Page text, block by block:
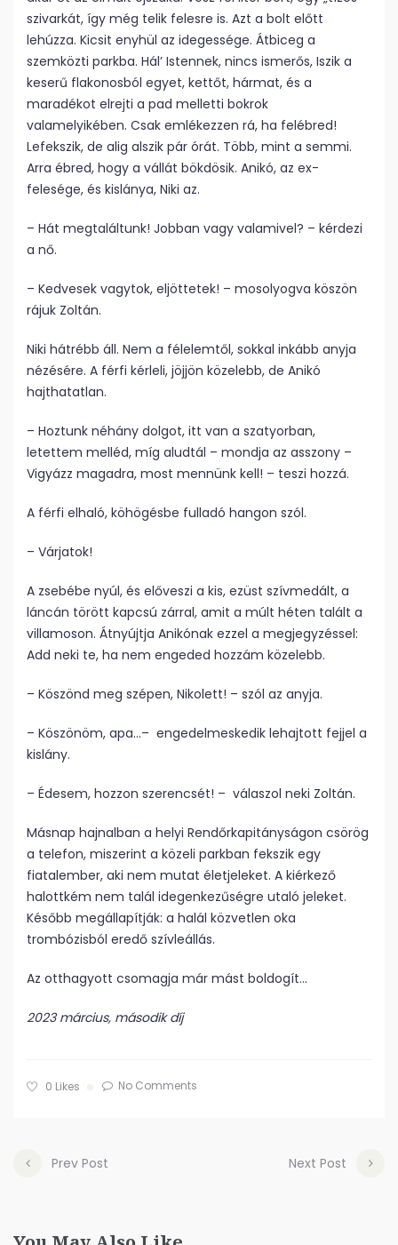
szivarkát, így még telik felesre is. Azt a bolt előtt
lehúzza. Kicsit enyhül az idegessége. Átbiceg a
szemközti parkba. Hál’ Istennek, nincs ismerős, Iszik a
keserű flakonosból egyet, kettőt, hármat, és a
maradékot elrejti a pad melletti bokrok
valamelyikében. Csak emlékezzen rá, ha felébred!
Lefekszik, de alig alszik pár órát. Több, mint a semmi.
Arra ébred, hogy a vállát bökdösik. Anikó, az ex-
felesége, és kislánya, Niki az.
– Hát megtaláltunk! Jobban vagy valamivel? – kérdezi
a nő.
– Kedvesek vagytok, eljöttetek! – mosolyogva köszön
rájuk Zoltán.
Niki hátrébb áll. Nem a félelemtől, sokkal inkább anyja
nézésére. A férfi kérleli, jöjjön közelebb, de Anikó
hajthatatlan.
– Hoztunk néhány dolgot, itt van a szatyorban,
letettem melléd, míg aludtál – mondja az asszony –
Vigyázz magadra, most mennünk kell! – teszi hozzá.
A férfi elhaló, köhögésbe fulladó hangon szól.
– Várjatok!
A zsebébe nyúl, és előveszi a kis, ezüst szívmedált, a
láncán törött kapcsú zárral, amit a múlt héten talált a
villamoson. Átnyújtja Anikónak ezzel a megjegyzéssel:
Add neki te, ha nem engeded hozzám közelebb.
– Köszönd meg szépen, Nikolett! – szól az anyja.
– Köszönöm, apa…– engedelmeskedik lehajtott fejjel a
kislány.
– Édesem, hozzon szerencsét! – válaszol neki Zoltán.
Másnap hajnalban a helyi Rendőrkapitányságon csörög
a telefon, miszerint a közeli parkban fekszik egy
fiatalember, aki nem mutat életjeleket. A kiérkező
halottkém nem talál idegenkezűségre utaló jeleket.
Később megállapítják: a halál közvetlen oka
trombózisból eredő szívleállás.
Az otthagyott csomagja már mást boldogít…
2023 március, második díj
0 Likes No Comments
Prev Post Next Post